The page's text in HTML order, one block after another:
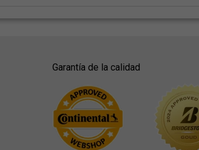
Garantía de la calidad